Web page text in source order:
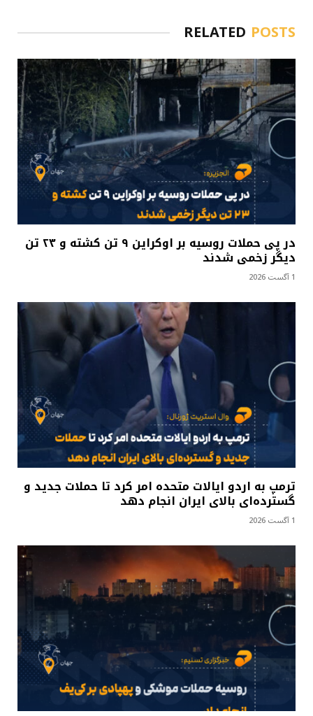
RELATED POSTS
در پی حملات روسیه بر اوکراین ۹ تن کشته و ۲۳ تن
دیگر زخمی شدند
1 آگست 2026
ترمپ به اردو ایالات متحده امر کرد تا حملات جدید و
گسترده‌ای بالای ایران انجام دهد
1 آگست 2026